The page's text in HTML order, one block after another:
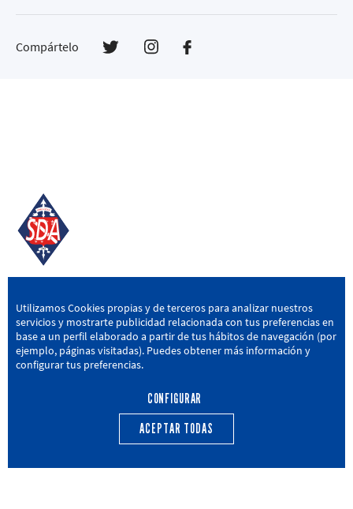
Compártelo
SD AMOREBIETA
San Miguel Kalea, 16, 48340 Amorebieta, Bizkaia
946 604 751 | sda@sdamorebieta.eus
CANTERA ACTUALIDAD
Utilizamos Cookies propias y de terceros para analizar nuestros
servicios y mostrarte publicidad relacionada con tus preferencias en
base a un perfil elaborado a partir de tus hábitos de navegación (por
ejemplo, páginas visitadas). Puedes obtener más información y
configurar tus preferencias.
CONFIGURAR
ACEPTAR TODAS